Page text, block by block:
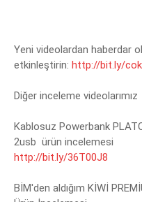
Yeni videolardan haberdar
etkinleştirin: http://bit.ly/
Diğer inceleme videolarımız
Kablosuz Powerbank
http://bit.ly/36T00J8
BİM'den aldığım KİWİ